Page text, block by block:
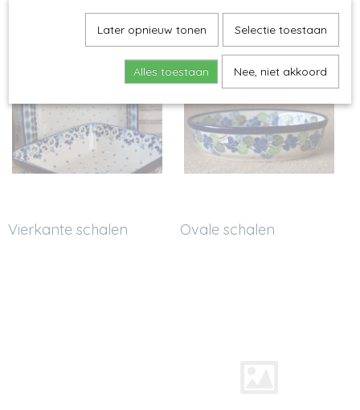
Vierkante schalen Ovale schalen
Later opnieuw tonen Selectie toestaan
Alles toestaan Nee, niet akkoord